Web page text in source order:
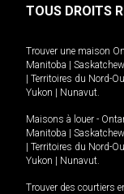
TOUS DROITS
Trouver une maison
Manitoba |
| Territoires du Nord-
Yukon | Nunavut
Maisons à louer -
Manitoba |
| Territoires du Nord-
Yukon | Nunavut
Trouver des courtiers